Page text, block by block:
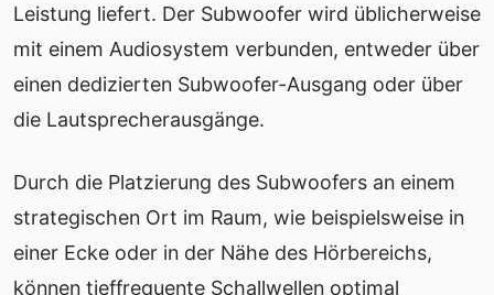
Leistung liefert. Der Subwoofer wird üblicherweise
mit einem Audiosystem verbunden, entweder über
einen dedizierten Subwoofer-Ausgang oder über
die Lautsprecherausgänge.
Durch die Platzierung des Subwoofers an einem
strategischen Ort im Raum, wie beispielsweise in
einer Ecke oder in der Nähe des Hörbereichs,
können tieffrequente Schallwellen optimal